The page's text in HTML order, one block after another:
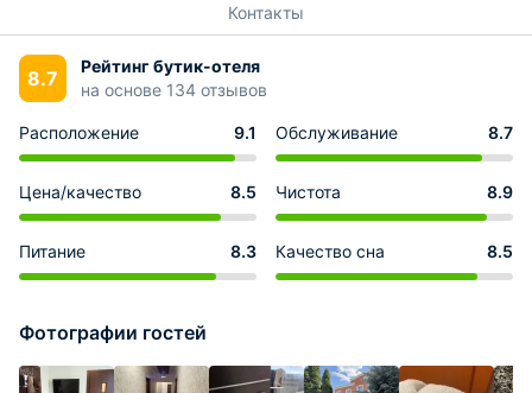
Контакты
8.7
Рейтинг бутик-отеля
на основе 134 отзывов
Расположение 9.1 Обслуживание 8.7
Цена/качество 8.5 Чистота 8.9
Питание 8.3 Качество сна 8.5
Фотографии гостей